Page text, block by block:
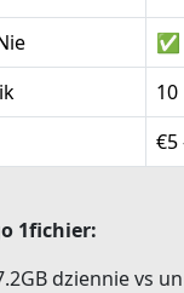
✅
10
€5
1fichier:
dziennie vs